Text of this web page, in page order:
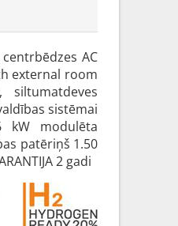
AC
external room
sistēmai
kW modulēta
patēriņš 1.50
2 gadi